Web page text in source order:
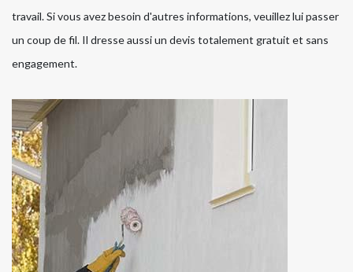
travail. Si vous avez besoin d'autres informations, veuillez lui passer
un coup de fil. Il dresse aussi un devis totalement gratuit et sans
engagement.